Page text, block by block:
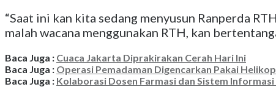
“Saat ini kan kita sedang menyusun Ranperda
malah wacana menggunakan RTH, kan
Baca Juga : Cuaca Jakarta Diprakirakan Cerah Hari Ini
Baca Juga : Operasi Pemadaman Digencarkan Pakai
Baca Juga : Kolaborasi Dosen Farmasi dan Sistem